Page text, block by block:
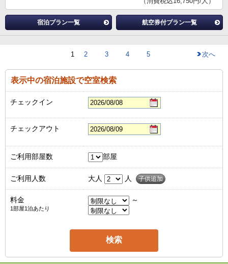
宿泊プラン一覧 航空券付プラン一覧
1 2 3 4 5 次へ
表示中の宿泊施設で空室検索
チェックイン
チェックアウト
ご利用部屋数 部屋
ご利用人数 大人 人 子供追加
料金
1部屋1泊あたり
～